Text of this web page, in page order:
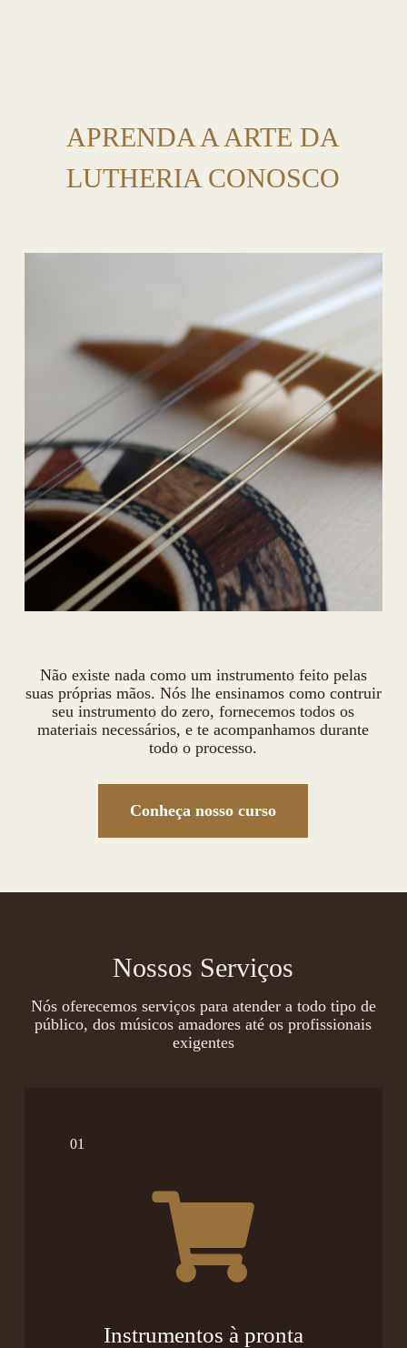
APRENDA A ARTE DA
LUTHERIA CONOSCO
Não existe nada como um instrumento feito pelas
suas próprias mãos. Nós lhe ensinamos como contruir
seu instrumento do zero, fornecemos todos os
materiais necessários, e te acompanhamos durante
todo o processo.
Conheça nosso curso
Nossos Serviços
Nós oferecemos serviços para atender a todo tipo de
público, dos músicos amadores até os profissionais
exigentes
01
Instrumentos à pronta